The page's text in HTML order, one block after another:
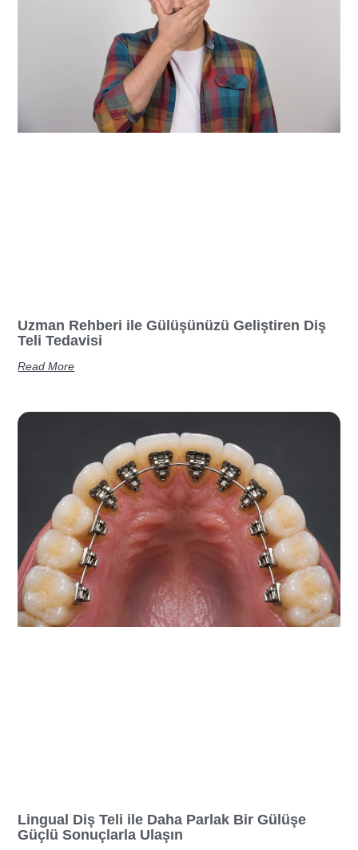
Uzman Rehberi ile Gülüşünüzü Geliştiren Diş
Teli Tedavisi
Read More
Lingual Diş Teli ile Daha Parlak Bir Gülüşe
Güçlü Sonuçlarla Ulaşın